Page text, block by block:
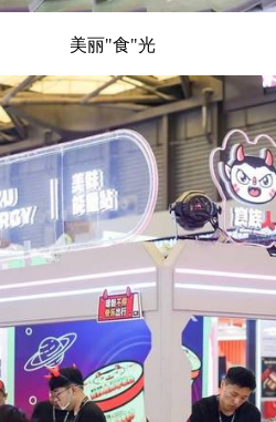
美丽"食"光